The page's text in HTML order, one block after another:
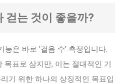
걷는 것이 좋을까?
능은 바로 '걸음 수' 측정입니다.
목표로 삼지만, 이는 절대적인 기
기 위한 하나의 상징적인 목표입